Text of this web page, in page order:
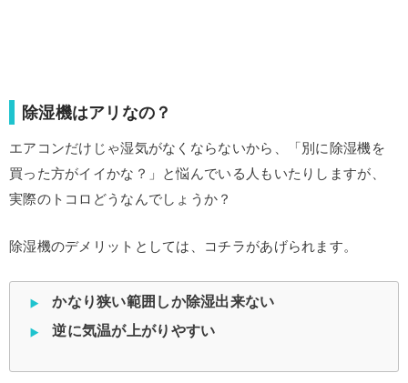
除湿機はアリなの？
エアコンだけじゃ湿気がなくならないから、「別に除湿機を
買った方がイイかな？」と悩んでいる人もいたりしますが、
実際のトコロどうなんでしょうか？
除湿機のデメリットとしては、コチラがあげられます。
かなり狭い範囲しか除湿出来ない
逆に気温が上がりやすい